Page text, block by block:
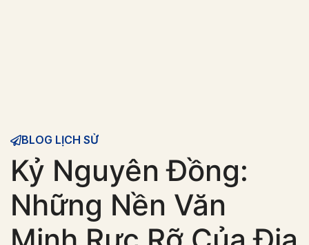
BLOG LỊCH SỬ
Kỷ Nguyên Đồng:
Những Nền Văn